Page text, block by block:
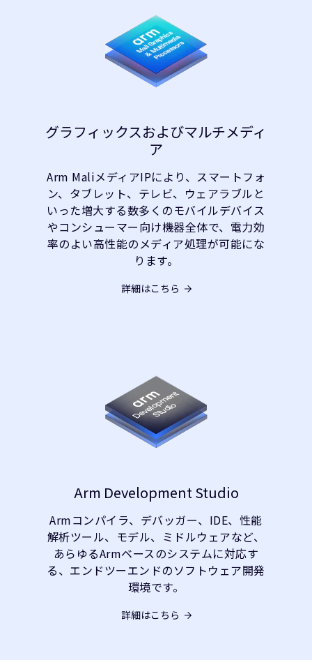
グラフィックスおよびマルチメディ
ア
Arm MaliメディアIPにより、スマートフォ
ン、タブレット、テレビ、ウェアラブルと
いった増大する数多くのモバイルデバイス
やコンシューマー向け機器全体で、電力効
率のよい高性能のメディア処理が可能にな
ります。
詳細はこちら
Arm Development Studio
Armコンパイラ、デバッガー、IDE、性能
解析ツール、モデル、ミドルウェアなど、
あらゆるArmベースのシステムに対応す
る、エンドツーエンドのソフトウェア開発
環境です。
詳細はこちら